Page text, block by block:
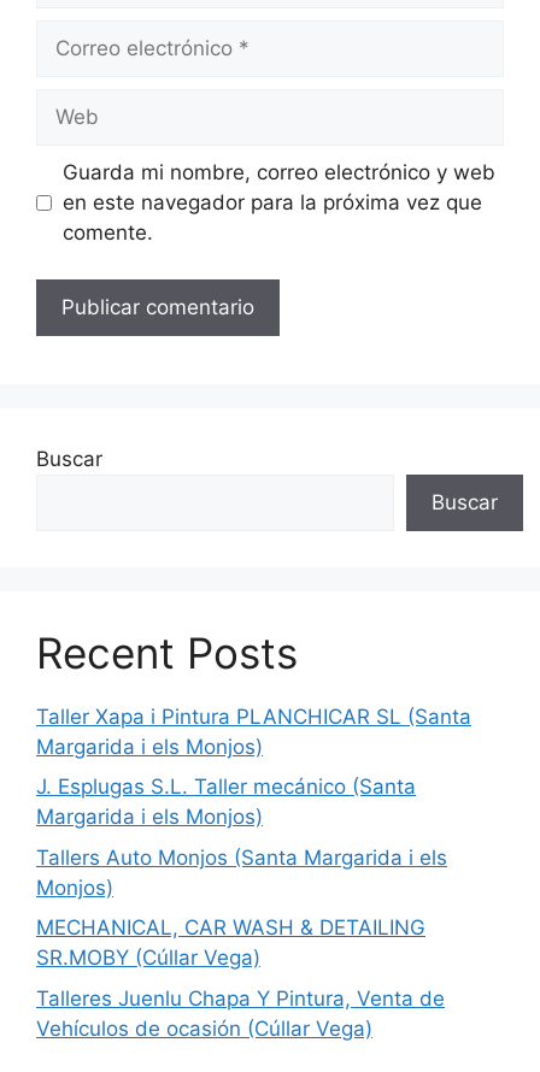
Correo
Web
Guarda mi nombre, correo electrónico y web
en este navegador para la próxima vez que
comente.
Buscar
Buscar
Recent Posts
Taller Xapa i Pintura PLANCHICAR SL (Santa
Margarida i els Monjos)
J. Esplugas S.L. Taller mecánico (Santa
Margarida i els Monjos)
Tallers Auto Monjos (Santa Margarida i els
Monjos)
MECHANICAL, CAR WASH & DETAILING
SR.MOBY (Cúllar Vega)
Talleres Juenlu Chapa Y Pintura, Venta de
Vehículos de ocasión (Cúllar Vega)